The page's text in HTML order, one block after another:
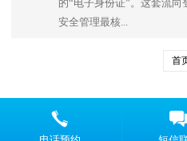
的“电子身份证”。这套流
安全管理最核...
首